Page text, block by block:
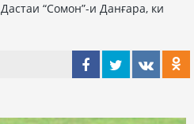
“Сомон”-и Данғара, ки